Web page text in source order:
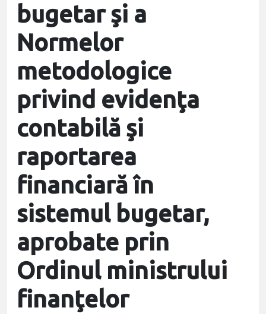
bugetar şi a
Normelor
metodologice
privind evidenţa
contabilă şi
raportarea
financiară în
sistemul bugetar,
aprobate prin
Ordinul ministrului
finanţelor